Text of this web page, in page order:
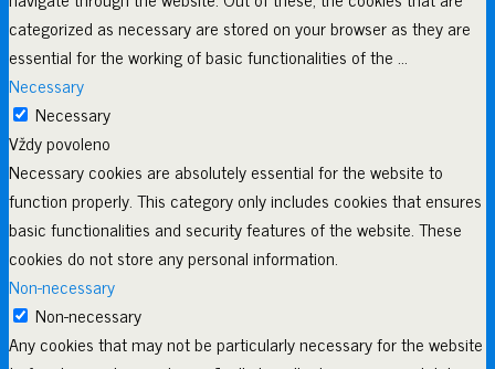
categorized as necessary are stored on your browser as they are
essential for the working of basic functionalities of the ...
Necessary
Necessary
Vždy povoleno
Necessary cookies are absolutely essential for the website to
function properly. This category only includes cookies that ensures
basic functionalities and security features of the website. These
cookies do not store any personal information.
Non-necessary
Non-necessary
Any cookies that may not be particularly necessary for the website